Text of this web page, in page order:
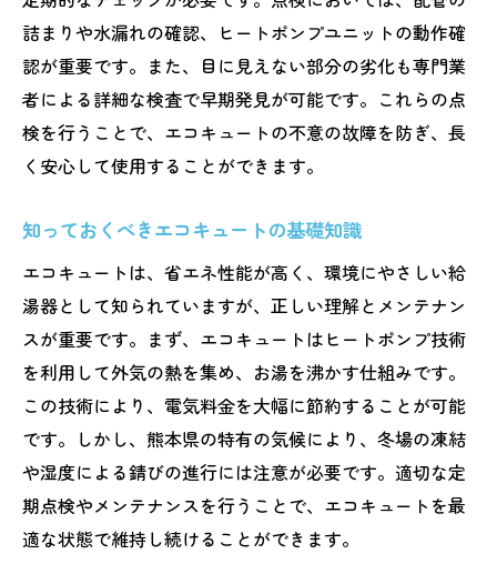
詰まりや水漏れの確認、ヒートポンプユニットの動作確
認が重要です。また、目に見えない部分の劣化も専門業
者による詳細な検査で早期発見が可能です。これらの点
検を行うことで、エコキュートの不意の故障を防ぎ、長
く安心して使用することができます。
知っておくべきエコキュートの基礎知識
エコキュートは、省エネ性能が高く、環境にやさしい給
湯器として知られていますが、正しい理解とメンテナン
スが重要です。まず、エコキュートはヒートポンプ技術
を利用して外気の熱を集め、お湯を沸かす仕組みです。
この技術により、電気料金を大幅に節約することが可能
です。しかし、熊本県の特有の気候により、冬場の凍結
や湿度による錆びの進行には注意が必要です。適切な定
期点検やメンテナンスを行うことで、エコキュートを最
適な状態で維持し続けることができます。